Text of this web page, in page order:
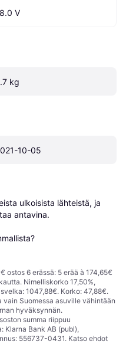
V
kg
10-05
ulkoisista lähteistä, ja
antavina.
ostos 6 erässä: 5 erää à 174,65€
Nimelliskorko 17,50%,
1047,88€. Korko: 47,88€.
vain Suomessa asuville vähintään
hyväksynnän.
summa riippuu
Bank AB (publ),
556737-0431. Katso ehdot